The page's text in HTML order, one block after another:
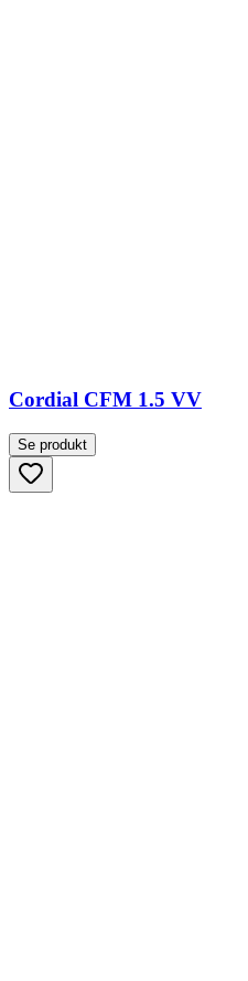
Cordial CFM 1.5 VV
Se produkt